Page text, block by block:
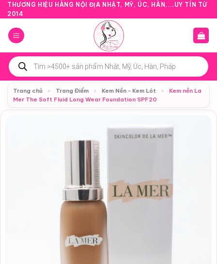
Bỏ
qua
nội
dung
THƯƠNG HIỆU HÀNG NỘI ĐỊA NHẬT, MỸ, ÚC, HÀN,...UY TÍN TỪ
2014
Tìm
kiếm
sản
phẩm
Trang chủ
› Trang Điểm › Kem Nền - Kem Lót ›
Kem nền La
Mer The Soft Fluid Long Wear Foundation SPF20